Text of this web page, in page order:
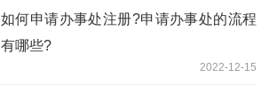
如何申请办事处注册?申请办事处的流程
有哪些?
2022-12-15